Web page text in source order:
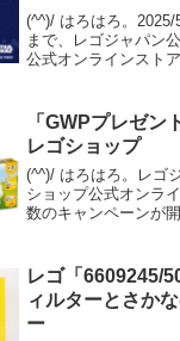
(^^)/ はろはろ。
まで、レゴジャパン
公式オンラインスト
ント5/1(木)0:00から
「GWPプレゼン
レゴショップ
(^^)/ はろはろ。レゴ
ショップ公式オンラ
数のキャンペーンが
て、２つのGWPプレ
開催中。 両方の...
レゴ「6609245/
ィルターとさか
ー